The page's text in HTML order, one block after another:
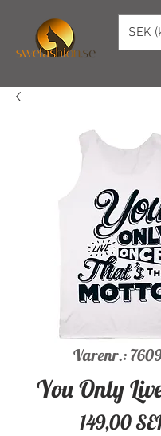
SEK
Varenr.:
You Only
149,00